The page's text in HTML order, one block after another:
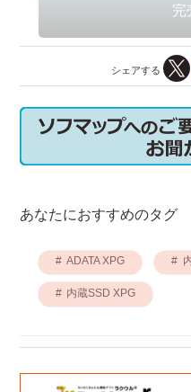
シェアする
あなたにおすすめのタグ
ADATA XPG
内蔵SSD XPG